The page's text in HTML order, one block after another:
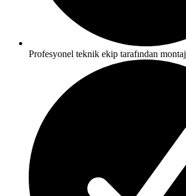
Profesyonel teknik ekip tarafından montaj